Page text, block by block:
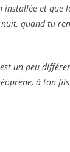
et que
quand tu
un peu
à ton